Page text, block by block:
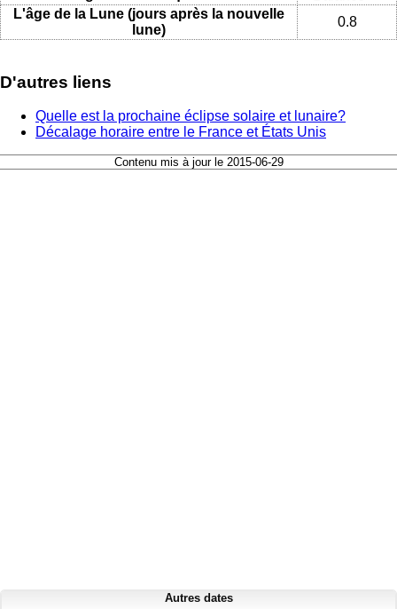
L'âge de la Lune (jours après la nouvelle
lune)
0.8
D'autres liens
Quelle est la prochaine éclipse solaire et lunaire?
Décalage horaire entre le France et États Unis
Contenu mis à jour le 2015-06-29
Autres dates